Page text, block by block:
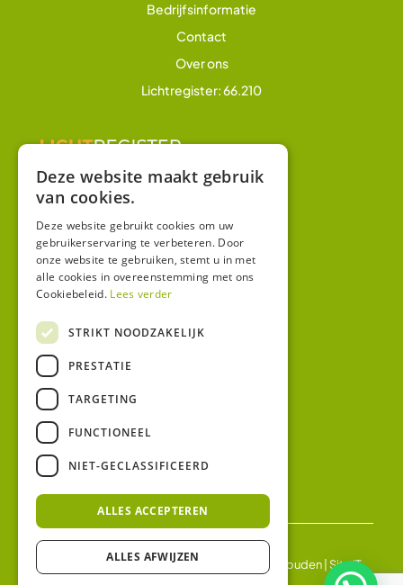
Bedrijfsinformatie
Contact
Over ons
Lichtregister: 66.210
Winkel
Mijn account
Algemene voorwaarden
Koningin Julianastraat 1
© 2026 Ledgloeilamp | Alle rechten voorbehouden | Site IT
Deze website maakt gebruik
van cookies.
Deze website gebruikt cookies om uw
gebruikerservaring te verbeteren. Door
onze website te gebruiken, stemt u in met
alle cookies in overeenstemming met ons
Cookiebeleid. Lees verder
STRIKT NOODZAKELIJK
PRESTATIE
TARGETING
FUNCTIONEEL
NIET-GECLASSIFICEERD
ALLES ACCEPTEREN
ALLES AFWIJZEN